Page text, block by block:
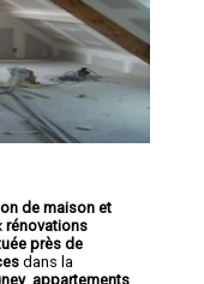
de maison et
rénovations
près de
dans la
, appartements